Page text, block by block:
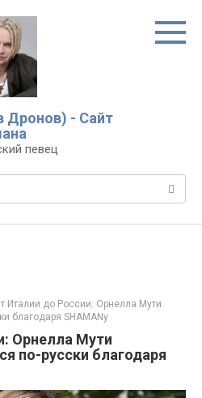
Дронов) - Сайт
певец
Италии до России: Орнелла Мути
благодаря SHAMANу
Орнелла Мути
по-русски благодаря